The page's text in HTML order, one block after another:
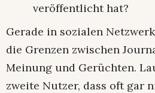
veröffentlicht hat?
Gerade in sozialen
die Grenzen zwischen
Meinung und Gerüchten.
zweite Nutzer, dass oft gar